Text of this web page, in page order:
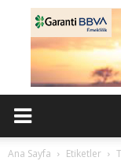
Ana Sayfa Etiketler